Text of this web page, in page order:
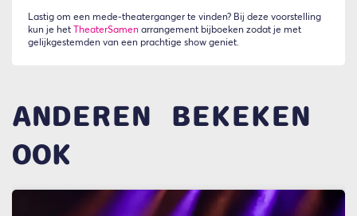
Lastig om een mede-theaterganger te vinden? Bij deze voorstelling
kun je het
TheaterSamen arrangement bijboeken zodat je met
gelijkgestemden van een prachtige show geniet.
ANDEREN BEKEKEN
OOK